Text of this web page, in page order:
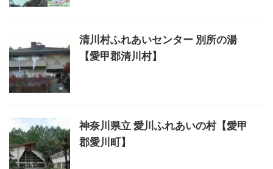
清川村ふれあいセンター 別所の湯
【愛甲郡清川村】
神奈川県立 愛川ふれあいの村【愛甲
郡愛川町】